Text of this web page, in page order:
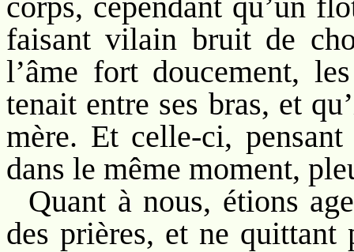
faisant vilain bruit de
l’âme fort doucement,
tenait entre ses bras, et
mère. Et celle-ci,
dans le même moment,
Quant à nous, étions
des prières, et ne